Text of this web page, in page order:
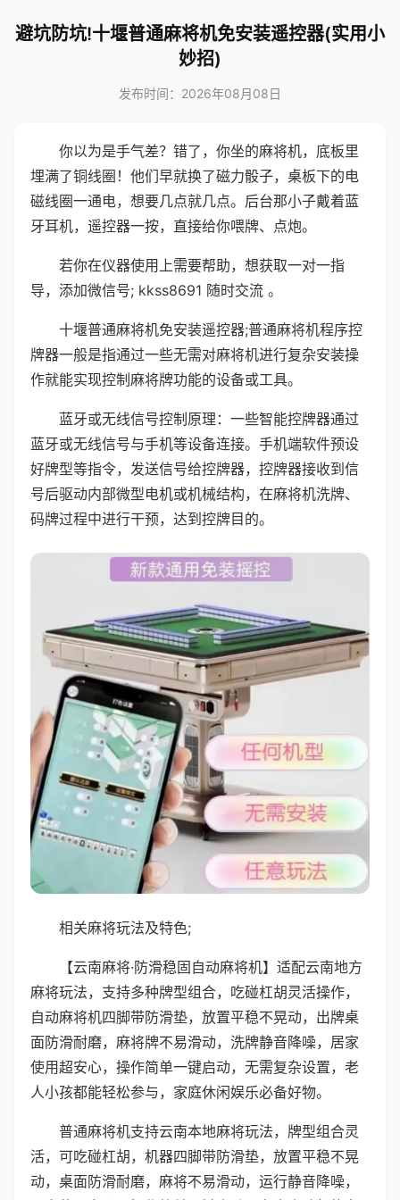
避坑防坑!十堰普通麻将机免安装遥控器(实用小
妙招)
发布时间：2026年08月08日
你以为是手气差？错了，你坐的麻将机，底板里
埋满了铜线圈！他们早就换了磁力骰子，桌板下的电
磁线圈一通电，想要几点就几点。后台那小子戴着蓝
牙耳机，遥控器一按，直接给你喂牌、点炮。
若你在仪器使用上需要帮助，想获取一对一指
导，添加微信号; kkss8691 随时交流 。
十堰普通麻将机免安装遥控器;普通麻将机程序控
牌器一般是指通过一些无需对麻将机进行复杂安装操
作就能实现控制麻将牌功能的设备或工具。
蓝牙或无线信号控制原理：一些智能控牌器通过
蓝牙或无线信号与手机等设备连接。手机端软件预设
好牌型等指令，发送信号给控牌器，控牌器接收到信
号后驱动内部微型电机或机械结构，在麻将机洗牌、
码牌过程中进行干预，达到控牌目的。
相关麻将玩法及特色;
【云南麻将·防滑稳固自动麻将机】适配云南地方
麻将玩法，支持多种牌型组合，吃碰杠胡灵活操作，
自动麻将机四脚带防滑垫，放置平稳不晃动，出牌桌
面防滑耐磨，麻将牌不易滑动，洗牌静音降噪，居家
使用超安心，操作简单一键启动，无需复杂设置，老
人小孩都能轻松参与，家庭休闲娱乐必备好物。
普通麻将机支持云南本地麻将玩法，牌型组合灵
活，可吃碰杠胡，机器四脚带防滑垫，放置平稳不晃
动，桌面防滑耐磨，麻将不易滑动，运行静音降噪，